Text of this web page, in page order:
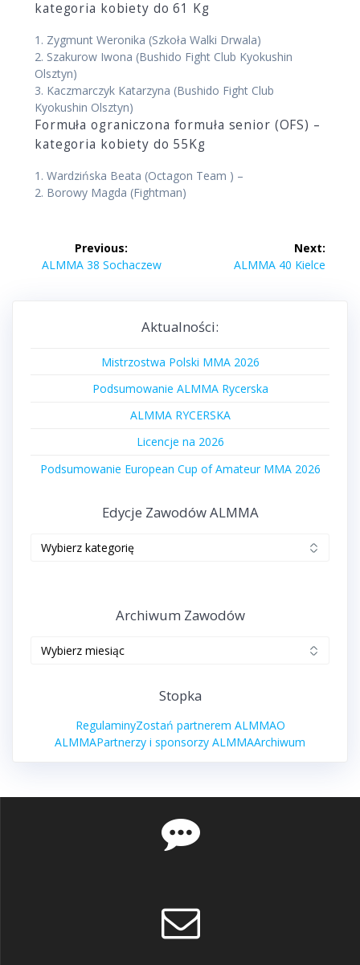
kategoria kobiety do 61 Kg
1. Zygmunt Weronika (Szkoła Walki Drwala)
2. Szakurow Iwona (Bushido Fight Club Kyokushin
Olsztyn)
3. Kaczmarczyk Katarzyna (Bushido Fight Club
Kyokushin Olsztyn)
Formuła ograniczona formuła senior (OFS) –
kategoria kobiety do 55Kg
1. Wardzińska Beata (Octagon Team ) –
2. Borowy Magda (Fightman)
Nawigacja
wpisu
Previous:
Previous
ALMMA 38 Sochaczew
Next:
Next
ALMMA 40 Kielce
Aktualności:
Mistrzostwa Polski MMA 2026
Podsumowanie ALMMA Rycerska
ALMMA RYCERSKA
Licencje na 2026
Podsumowanie European Cup of Amateur MMA 2026
Edycje Zawodów ALMMA
Archiwum Zawodów
Stopka
RegulaminyZostań partnerem ALMMAO
ALMMAPartnerzy i sponsorzy ALMMAArchiwum